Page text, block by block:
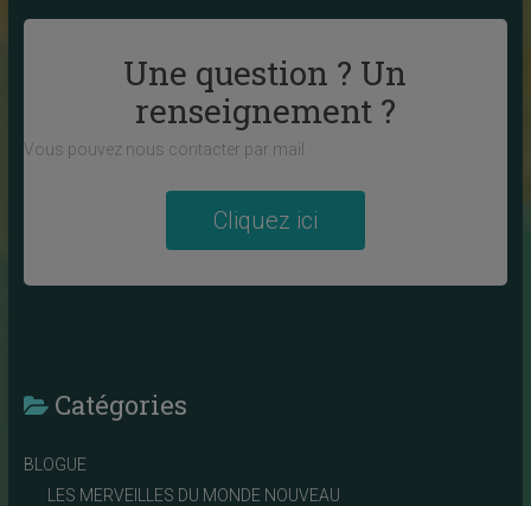
Une question ? Un
renseignement ?
Vous pouvez nous contacter par mail :
Cliquez ici
Catégories
BLOGUE
LES MERVEILLES DU MONDE NOUVEAU